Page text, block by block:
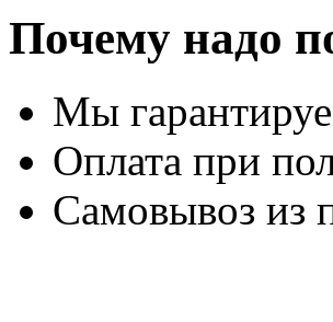
Почему надо
Мы
Оплата при
Самовывоз из